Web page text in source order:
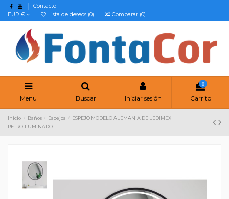
Contacto
EUR €
Lista de deseos (0) Comparar (0)
Menu Buscar Iniciar sesión
0
Carrito
Inicio Baños Espejos
ESPEJO MODELO ALEMANIA DE LEDIMEX
RETROILUMINADO